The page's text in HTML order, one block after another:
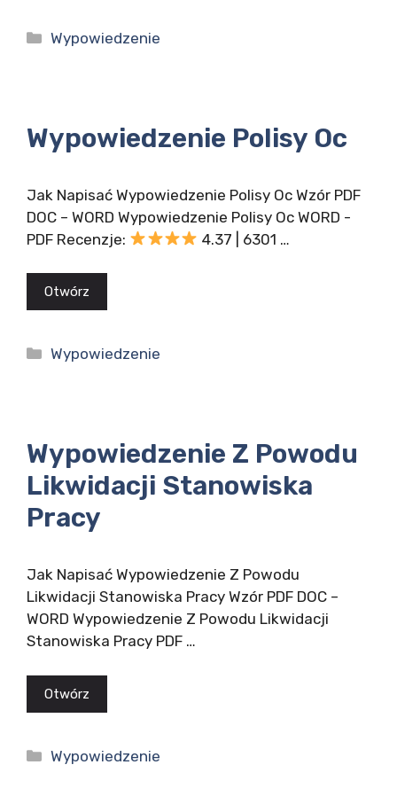
Kategorie
Wypowiedzenie
Wypowiedzenie Polisy Oc
Jak Napisać Wypowiedzenie Polisy Oc Wzór PDF
DOC – WORD Wypowiedzenie Polisy Oc WORD -
PDF Recenzje:
4.37 | 6301 …
Otwórz
Kategorie
Wypowiedzenie
Wypowiedzenie Z Powodu
Likwidacji Stanowiska
Pracy
Jak Napisać Wypowiedzenie Z Powodu
Likwidacji Stanowiska Pracy Wzór PDF DOC –
WORD Wypowiedzenie Z Powodu Likwidacji
Stanowiska Pracy PDF …
Otwórz
Kategorie
Wypowiedzenie